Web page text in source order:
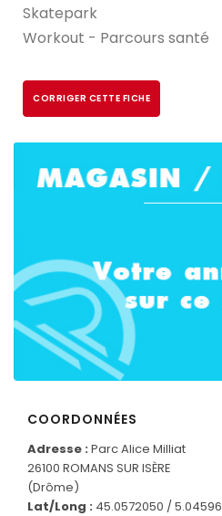
Skatepark
Workout - Parcours santé
CORRIGER CETTE FICHE
COORDONNÉES
Adresse : Parc Alice Milliat
26100 ROMANS SUR ISÈRE
(Drôme)
Lat/Long : 45.0572050 /